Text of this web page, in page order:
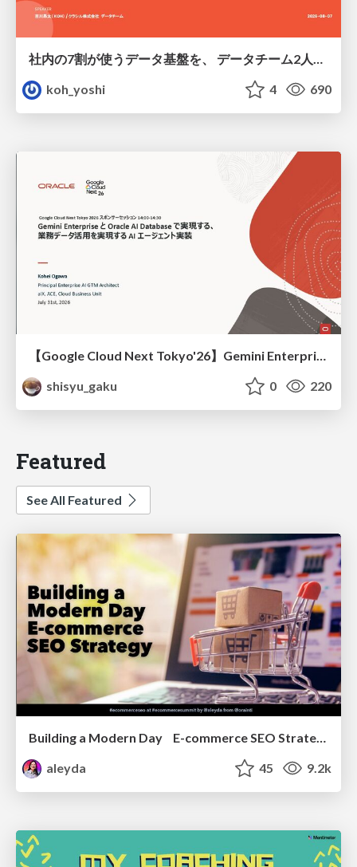
koh_yoshi
4 690
【Google Cloud Next Tokyo'26】Gemini Enterprise と Oracle AI Database で実現する、 業務データ活用を実現する AI エージェント実装
shisyu_gaku
0 220
Featured
See All Featured
Building a Modern Day E-commerce SEO Strategy
aleyda
45 9.2k